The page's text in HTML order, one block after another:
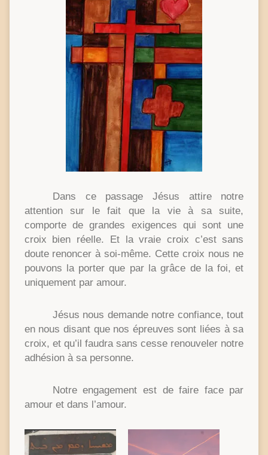
Dans ce passage Jésus attire notre
attention sur le fait que la vie à sa suite,
comporte de grandes exigences qui sont une
croix bien réelle. Et la vraie croix c’est sans
doute renoncer à soi-même. Cette croix nous ne
pouvons la porter que par la grâce de la foi, et
uniquement par amour.
Jésus nous demande notre confiance, tout
en nous disant que nos épreuves sont liées à sa
croix, et qu’il faudra sans cesse renouveler notre
adhésion à sa personne.
Notre engagement est de faire face par
amour et dans l’amour.